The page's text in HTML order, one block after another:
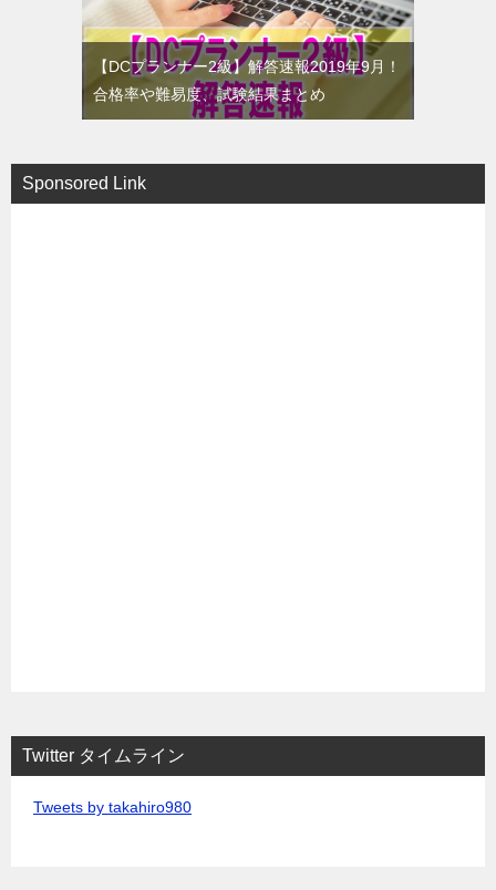
【DCプランナー2級】解答速報2019年9月！
合格率や難易度、試験結果まとめ
Sponsored Link
Twitter タイムライン
Tweets by takahiro980